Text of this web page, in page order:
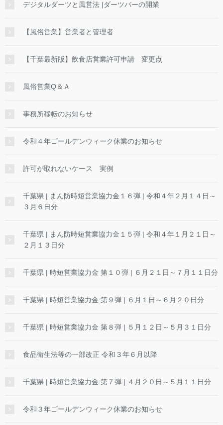
デジタルダーツと風営法 |ダーツバーの開業
【風俗営業】営業者と管理者
【千葉最新版】飲食店営業許可申請 変更点
風俗営業Q＆Ａ
事務所移転のお知らせ
令和４年ゴールデンウィーク休業のお知らせ
許可が取れないケース 実例
千葉県 | まん防時短営業協力金１６弾 | 令和４年２月１４日～
３月６日分
千葉県 | まん防時短営業協力金１５弾 | 令和４年１月２１日～
２月１３日分
千葉県 | 時短営業協力金 第１０弾 | ６月２１日～７月１１日分
千葉県 | 時短営業協力金 第９弾 | ６月１日～６月２０日分
千葉県 | 時短営業協力金 第８弾 | ５月１２日～５月３１日分
食品衛生法等の一部改正 令和３年６月以降
千葉県 | 時短営業協力金 第７弾 | ４月２０日～５月１１日分
令和３年ゴールデンウィーク休業のお知らせ